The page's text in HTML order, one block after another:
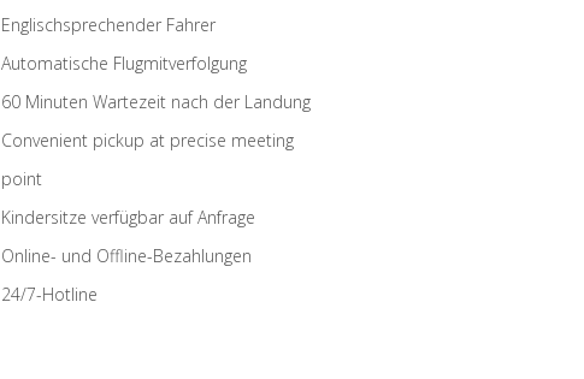
Englischsprechender Fahrer
Automatische Flugmitverfolgung
60 Minuten Wartezeit nach der Landung
Convenient pickup at precise meeting
point
Kindersitze verfügbar auf Anfrage
Online- und Offline-Bezahlungen
24/7-Hotline